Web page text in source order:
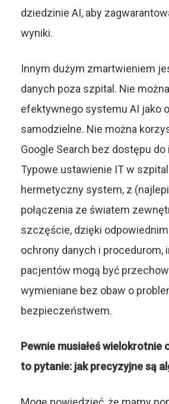
dziedzinie AI, aby
wyniki.
Innym dużym zmartwieniem
danych poza szpital. Nie
efektywnego systemu AI jako
samodzielne. Nie można
Google Search bez dostępu do
Typowe ustawienie IT w
hermetyczny system, z
połączenia ze światem
szczęście, dzięki
ochrony danych i procedurom,
pacjentów mogą być
wymieniane bez obaw o
bezpieczeństwem.
Pewnie musiałeś wielokrotnie
to pytanie: jak precyzyjne są